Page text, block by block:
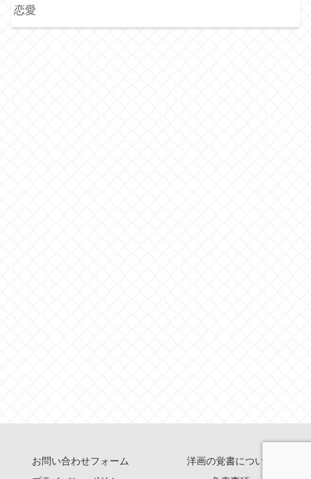
恋愛
お問い合わせフォーム
洋画の覚書について